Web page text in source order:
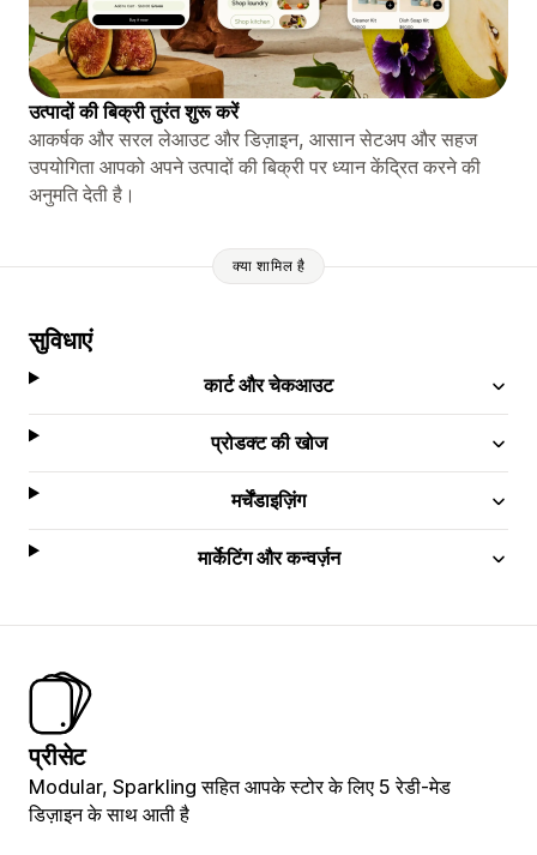
उत्पादों की बिक्री तुरंत शुरू करें
आकर्षक और सरल लेआउट और डिज़ाइन, आसान सेटअप और सहज
उपयोगिता आपको अपने उत्पादों की बिक्री पर ध्यान केंद्रित करने की
अनुमति देती है।
क्या शामिल है
सुविधाएं
कार्ट और चेकआउट
प्रोडक्ट की खोज
मर्चेंडाइज़िंग
मार्केटिंग और कन्वर्ज़न
प्रीसेट
Modular, Sparkling सहित आपके स्टोर के लिए 5 रेडी-मेड
डिज़ाइन के साथ आती है